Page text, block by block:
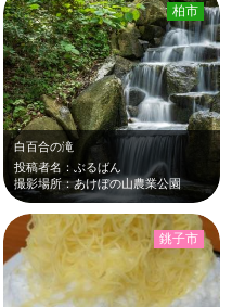
白百合の滝
投稿者名：ぶるばん
撮影場所：あけぼの山農業公園
柏市
銚子市